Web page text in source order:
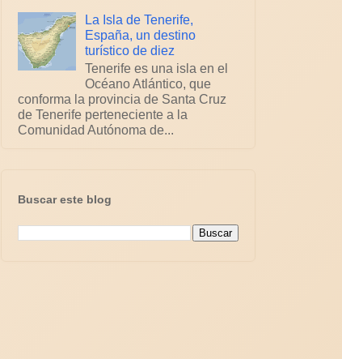
La Isla de Tenerife,
España, un destino
turístico de diez
Tenerife es una isla en el
Océano Atlántico, que
conforma la provincia de Santa Cruz
de Tenerife perteneciente a la
Comunidad Autónoma de...
Buscar este blog